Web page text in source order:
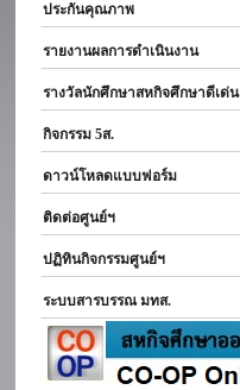
ประกันคุณภาพ
รายงานผลการดำเนินงาน
รางวัลนักศึกษาสหกิจศึกษาดีเด่น
กิจกรรม 5ส.
ดาวน์โหลดแบบฟอร์ม
ติดต่อศูนย์ฯ
ปฏิทินกิจกรรมศูนย์ฯ
ระบบสารบรรณ มทส.